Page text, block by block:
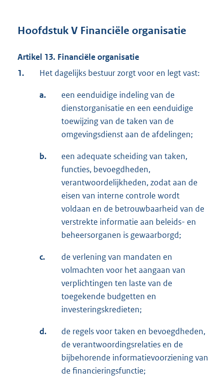
Hoofdstuk V Financiële organisatie
Artikel 13. Financiële organisatie
1.
Het dagelijks bestuur zorgt voor en legt vast:
a.
een eenduidige indeling van de
dienstorganisatie en een eenduidige
toewijzing van de taken van de
omgevingsdienst aan de afdelingen;
b.
een adequate scheiding van taken,
functies, bevoegdheden,
verantwoordelijkheden, zodat aan de
eisen van interne controle wordt
voldaan en de betrouwbaarheid van de
verstrekte informatie aan beleids- en
beheersorganen is gewaarborgd;
c.
de verlening van mandaten en
volmachten voor het aangaan van
verplichtingen ten laste van de
toegekende budgetten en
investeringskredieten;
d.
de regels voor taken en bevoegdheden,
de verantwoordingsrelaties en de
bijbehorende informatievoorziening van
de financieringsfunctie;